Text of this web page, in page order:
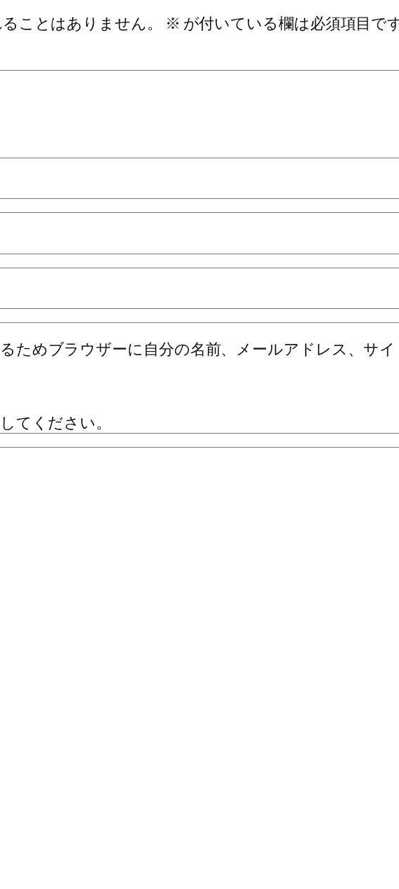
ことはありません。
※ が付いている欄は必須項目で
ためブラウザーに自分の名前、メールアドレス、サイ
てください。